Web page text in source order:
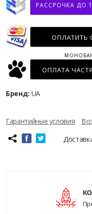
РАССРОЧКА ДО
ОПЛАТИТЬ
ОПЛАТА
Бренд: UA
Гарантийные условия